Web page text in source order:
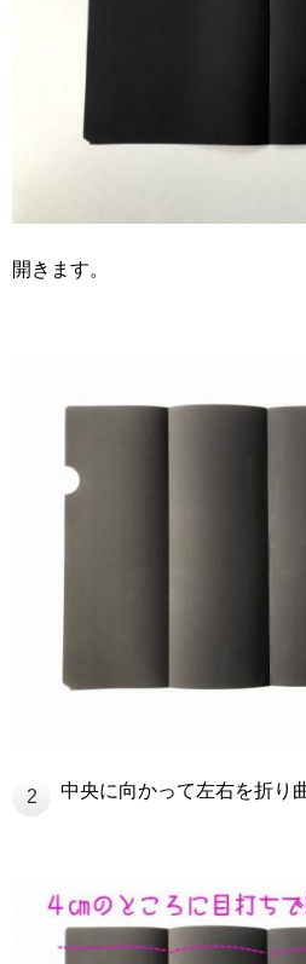
開きます。
2 中央に向かって左右を折り